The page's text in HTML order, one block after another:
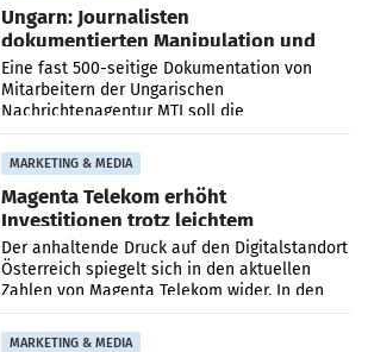
Ungarn: Journalisten
dokumentierten Manipulation und
Zensur
Eine fast 500-seitige Dokumentation von
Mitarbeitern der Ungarischen
Nachrichtenagentur MTI soll die
systematische Nachrichten-Manipulation und
Zensur bei der Agentur während der Zeit
MARKETING & MEDIA
Magenta Telekom erhöht
Investitionen trotz leichtem
Umsatzrückgang
Der anhaltende Druck auf den Digitalstandort
Österreich spiegelt sich in den aktuellen
Zahlen von Magenta Telekom wider. In den
ersten sechs Monaten des laufenden Jahres
verzeichnete
MARKETING & MEDIA